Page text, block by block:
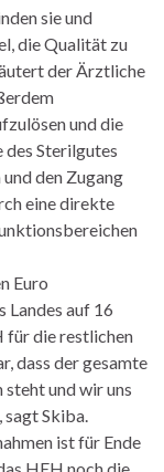
sie und
die Qualität zu
der Ärztliche
und die
des Sterilgutes
den Zugang
eine direkte
Euro
Landes auf 16
für die restlichen
dass der gesamte
und wir uns
sagt Skiba.
ist für Ende